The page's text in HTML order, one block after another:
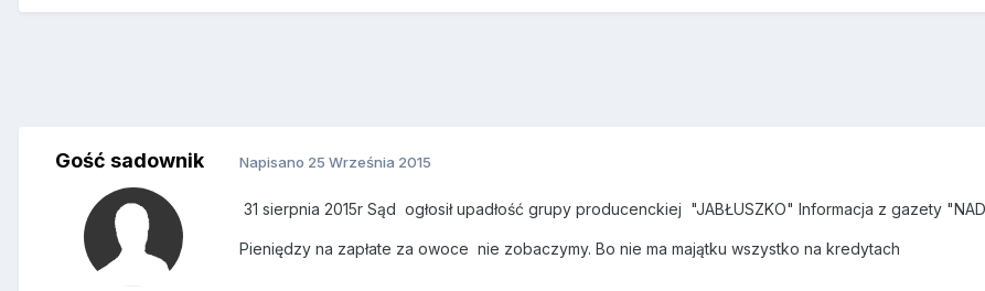
Gość sadownik Napisano 25 Września 2015
31 sierpnia 2015r Sąd ogłosił upadłość grupy producenckiej "JABŁUSZKO" Informacja z gazety
Pieniędzy na zapłate za owoce nie zobaczymy. Bo nie ma majątku wszystko na kredytach